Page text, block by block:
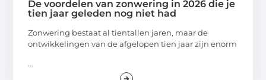
De voordelen van zonwering in 2026 die je
tien jaar geleden nog niet had
Zonwering bestaat al tientallen jaren, maar de
ontwikkelingen van de afgelopen tien jaar zijn enorm
...